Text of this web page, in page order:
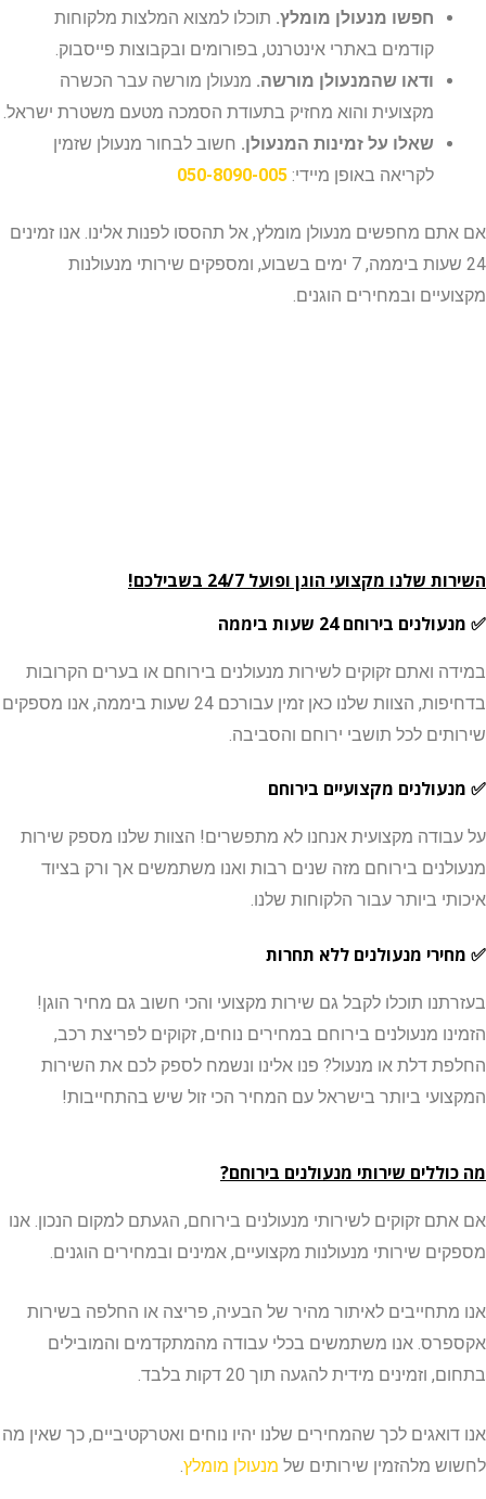
חפשו מנעולן מומלץ.תוכלו למצוא המלצות מלקוחות
קודמים באתרי אינטרנט, בפורומים ובקבוצות פייסבוק.
ודאו שהמנעולן מורשה.מנעולן מורשה עבר הכשרה
מקצועית והוא מחזיק בתעודת הסמכה מטעם משטרת ישראל.
שאלו על זמינות המנעולן.חשוב לבחור מנעולן שזמין
לקריאה באופן מיידי:050-8090-005
מחפשים מנעולן מומלץ, אל תהססו לפנות אלינו. אנו זמינים
24 שעות ביממה, 7 ימים בשבוע, ומספקים שירותי מנעולנות
ובמחירים הוגנים.
מקצועי הוגן ופועל 24/7 בשבילכם!
בירוחם 24 שעות ביממה
ואתם זקוקים לשירות מנעולנים בירוחם או בערים הקרובות
בדחיפות, הצוות שלנו כאן זמין עבורכם 24 שעות ביממה, אנו מספקים
לכל תושבי ירוחם והסביבה.
מקצועיים בירוחם
מקצועית אנחנו לא מתפשרים! הצוות שלנו מספק שירות
בירוחם מזה שנים רבות ואנו משתמשים אך ורק בציוד
ביותר עבור הלקוחות שלנו.
מנעולנים ללא תחרות
תוכלו לקבל גם שירות מקצועי והכי חשוב גם מחיר הוגן!
מנעולנים בירוחם במחירים נוחים, זקוקים לפריצת רכב,
דלת או מנעול? פנו אלינו ונשמח לספק לכם את השירות
ביותר בישראל עם המחיר הכי זול שיש בהתחייבות!
שירותי מנעולנים בירוחם?
זקוקים לשירותי מנעולנים בירוחם, הגעתם למקום הנכון. אנו
שירותי מנעולנות מקצועיים, אמינים ובמחירים הוגנים.
לאיתור מהיר של הבעיה, פריצה או החלפה בשירות
אנו משתמשים בכלי עבודה מהמתקדמים והמובילים
מידית להגעה תוך 20 דקות בלבד.
לכך שהמחירים שלנו יהיו נוחים ואטרקטיביים, כך שאין מה
מלהזמין שירותים שלמנעולן מומלץ.